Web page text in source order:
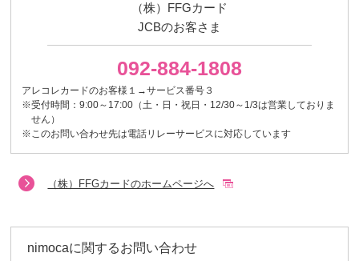
（株）FFGカード
JCBのお客さま
092-884-1808
アレコレカードのお客様１→サービス番号３
※受付時間：9:00～17:00（土・日・祝日・12/30～1/3は営業しておりま
せん）
※このお問い合わせ先は電話リレーサービスに対応しています
（株）FFGカードのホームページへ
nimocaに関するお問い合わせ